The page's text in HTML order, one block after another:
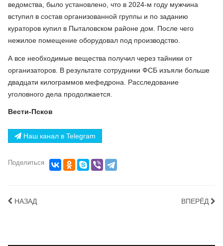
ведомства, было установлено, что в 2024-м году мужчина
вступил в состав организованной группы и по заданию
кураторов купил в Пыталовском районе дом. После чего
нежилое помещение оборудовал под производство.
А все необходимые вещества получил через тайники от
организаторов. В результате сотрудники ФСБ изъяли больше
двадцати килограммов мефедрона. Расследование
уголовного дела продолжается.
Вести-Псков
Наш канал в Telegram
Поделиться
НАЗАД ВПЕРЁД